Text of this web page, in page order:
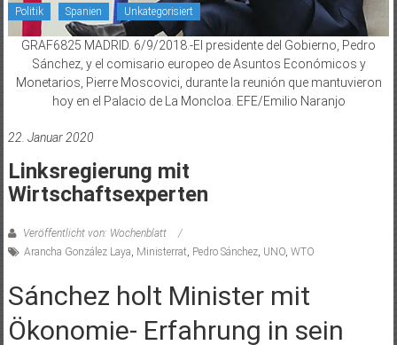
Politik Spanien Unkategorisiert
GRAF6825 MADRID. 6/9/2018.-El presidente del Gobierno, Pedro
Sánchez, y el comisario europeo de Asuntos Económicos y
Monetarios, Pierre Moscovici, durante la reunión que mantuvieron
hoy en el Palacio de La Moncloa. EFE/Emilio Naranjo
22. Januar 2020
Linksregierung mit
Wirtschaftsexperten
Veröffentlicht von: Wochenblatt
Arancha González Laya Ministerrat Pedro Sánchez, UNO, WTO
Sánchez holt Minister mit
Ökonomie- Erfahrung in sein